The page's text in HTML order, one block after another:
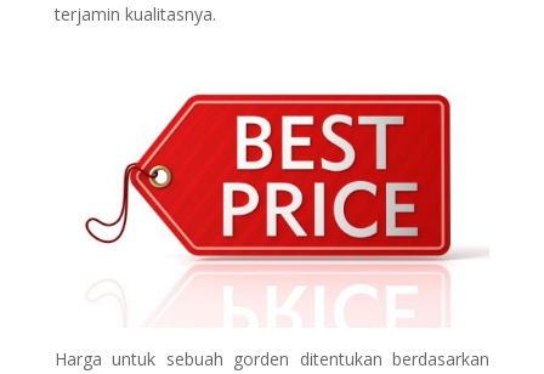
terjamin kualitasnya.
Harga untuk sebuah gorden ditentukan berdasarkan